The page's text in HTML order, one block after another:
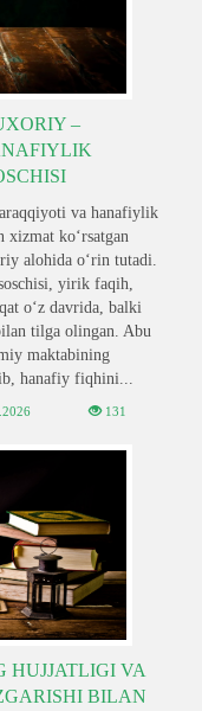
–
va hanafiylik
xizmat ko‘rsatgan
alohida o‘rin tutadi.
yirik faqih,
o‘z davrida, balki
tilga olingan. Abu
maktabining
hanafiy fiqhini...
131
HUJJATLIGI VA
BILAN